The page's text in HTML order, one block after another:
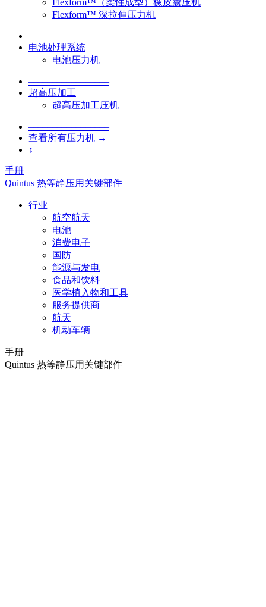
Flexform™（柔性成型）橡皮囊压机
Flexform™ 深拉伸压力机
–––––––––––––––––
电池处理系统
电池压力机
–––––––––––––––––
超高压加工
超高压加工压机
–––––––––––––––––
查看所有压力机 →
↕
手册
Quintus 热等静压用关键部件
行业
航空航天
电池
消费电子
国防
能源与发电
食品和饮料
医学植入物和工具
服务提供商
航天
机动车辆
手册
Quintus 热等静压用关键部件